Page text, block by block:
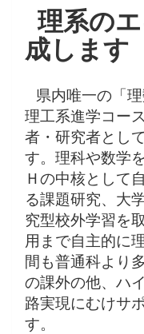
理系の
成します
県内唯一の「
理工系進学コー
者・研究者とし
す。理科や数学
Ｈの中核として
る課題研究、大
究型校外学習を
用まで自主的に
間も普通科より
の課外の他、ハ
路実現にむけサ
す。